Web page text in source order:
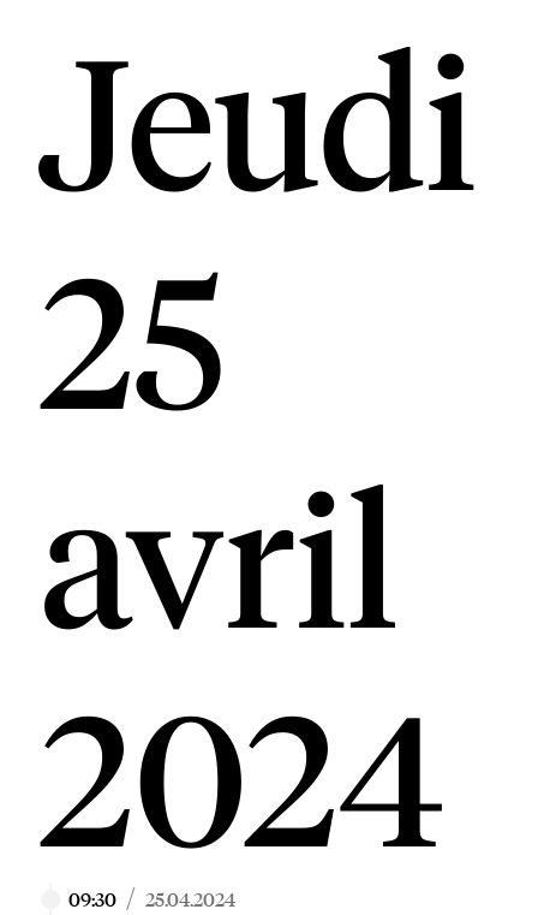
Jeudi
25
avril
2024
09:30 / 25.04.2024